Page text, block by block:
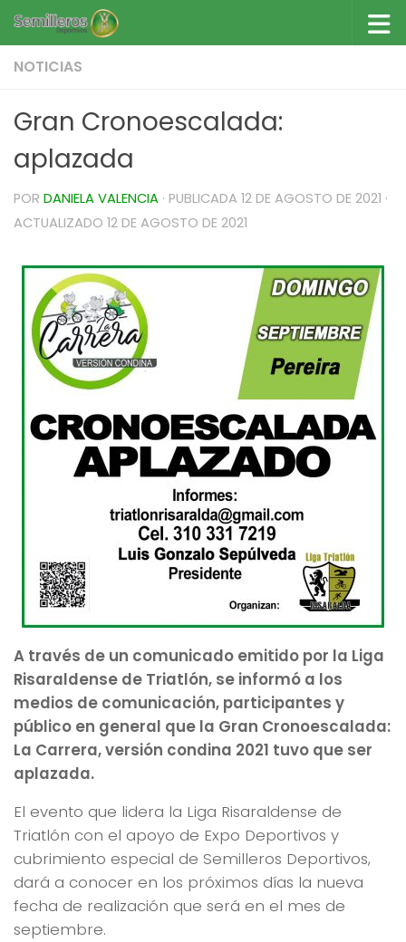
Saltar al contenido
NOTICIAS
Gran Cronoescalada:
aplazada
POR DANIELA VALENCIA · PUBLICADA 12 DE AGOSTO DE 2021 ·
ACTUALIZADO 12 DE AGOSTO DE 2021
A través de un comunicado emitido por la Liga
Risaraldense de Triatlón, se informó a los
medios de comunicación, participantes y
público en general que la Gran Cronoescalada:
La Carrera, versión condina 2021 tuvo que ser
aplazada.
El evento que lidera la Liga Risaraldense de
Triatlón con el apoyo de Expo Deportivos y
cubrimiento especial de Semilleros Deportivos,
dará a conocer en los próximos días la nueva
fecha de realización que será en el mes de
septiembre.